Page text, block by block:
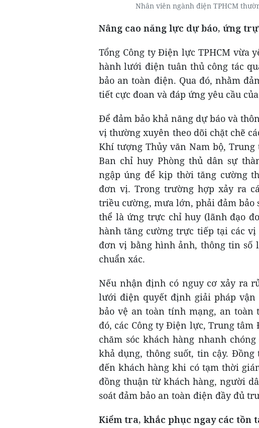
Nhân viên ngành điện TPHCM
Nâng cao năng lực dự báo, ứng
Tổng Công ty Điện lực TPHCM vừa
hành lưới điện tuân thủ công tác
bảo an toàn điện. Qua đó, nhằm
tiết cực đoan và đáp ứng yêu cầu
Để đảm bảo khả năng dự báo và
vị thường xuyên theo dõi chặt chẽ
Khí tượng Thủy văn Nam bộ,
Ban chỉ huy Phòng thủ dân sự
ngập úng để kịp thời tăng cường
đơn vị. Trong trường hợp xảy ra
triều cường, mưa lớn, phải đảm bảo
thể là ứng trực chỉ huy (lãnh đạo
hành tăng cường trực tiếp tại các
đơn vị bằng hình ảnh, thông tin số
chuẩn xác.
Nếu nhận định có nguy cơ xảy ra
lưới điện quyết định giải pháp vận
bảo vệ an toàn tính mạng, an toàn
đó, các Công ty Điện lực, Trung
chăm sóc khách hàng nhanh
khả dụng, thông suốt, tin cậy.
đến khách hàng khi có tạm thời
đồng thuận từ khách hàng, người
soát đảm bảo an toàn điện đầy đủ
Kiểm tra, khắc phục ngay các tồn